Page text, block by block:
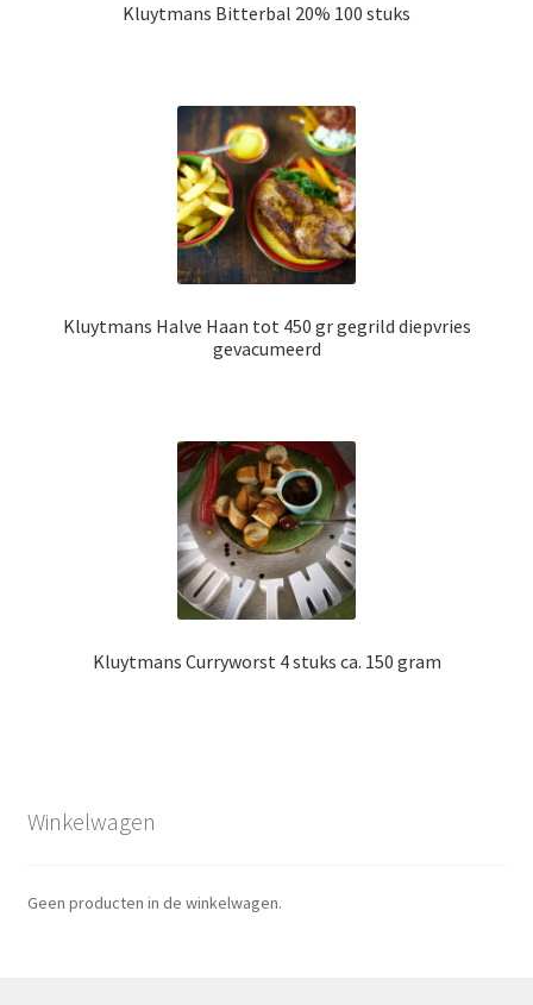
Kluytmans Bitterbal 20% 100 stuks
Kluytmans Halve Haan tot 450 gr gegrild diepvries
gevacumeerd
Kluytmans Curryworst 4 stuks ca. 150 gram
Winkelwagen
Geen producten in de winkelwagen.